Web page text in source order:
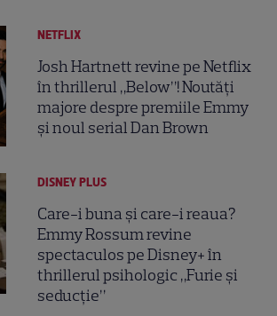
NETFLIX
Josh Hartnett revine pe Netflix
în thrillerul „Below”! Noutăți
majore despre premiile Emmy
și noul serial Dan Brown
DISNEY PLUS
Care-i buna și care-i reaua?
Emmy Rossum revine
spectaculos pe Disney+ în
thrillerul psihologic „Furie și
seducție”